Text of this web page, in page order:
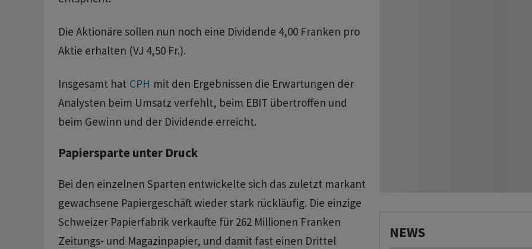
Die Aktionäre sollen nun noch eine Dividende 4,00 Franken pro
Aktie erhalten (VJ 4,50 Fr.).
Insgesamt hat CPH mit den Ergebnissen die Erwartungen der
Analysten beim Umsatz verfehlt, beim EBIT übertroffen und
beim Gewinn und der Dividende erreicht.
Papiersparte unter Druck
Bei den einzelnen Sparten entwickelte sich das zuletzt markant
gewachsene Papiergeschäft wieder stark rückläufig. Die einzige
Schweizer Papierfabrik verkaufte für 262 Millionen Franken
Zeitungs- und Magazinpapier, und damit fast einen Drittel
NEWS